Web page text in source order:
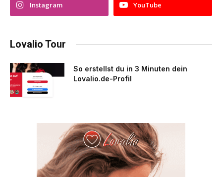
Instagram YouTube
Lovalio Tour
So erstellst du in 3 Minuten dein
Lovalio.de-Profil